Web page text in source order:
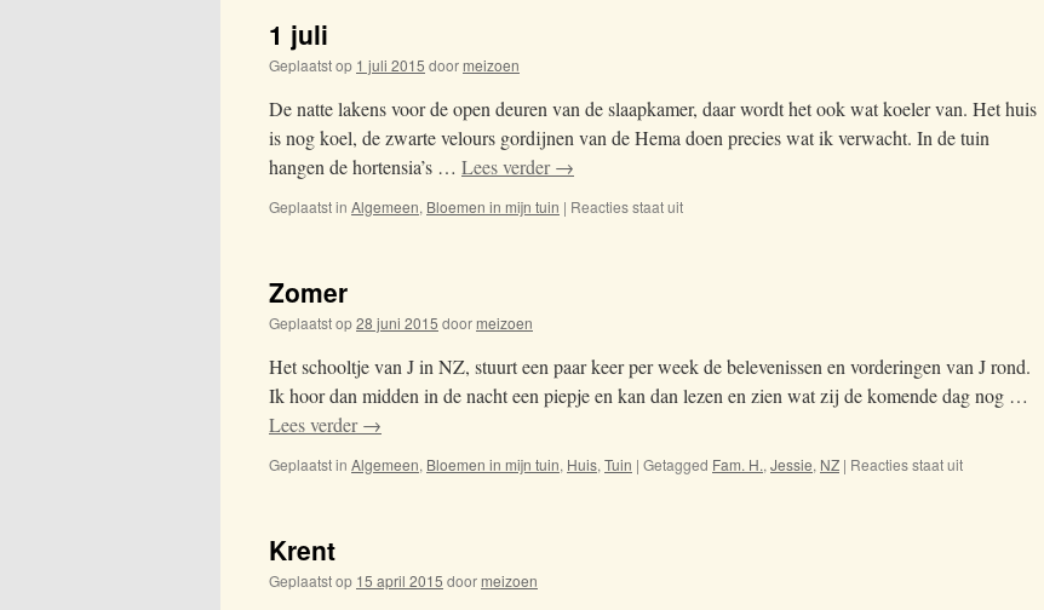
1 juli
Geplaatst op 1 juli 2015 doormeizoen
De natte lakens voor de open deuren van de slaapkamer, daar wordt het ook wat koeler van. Het huis
is nog koel, de zwarte velours gordijnen van de Hema doen precies wat ik verwacht. In de tuin
hangen de hortensia’s … Lees verder→
Geplaatst in Algemeen, Bloemen in mijn tuin | Reacties staat uit
Zomer
Geplaatst op28 juni 2015 doormeizoen
Het schooltje van J in NZ, stuurt een paar keer per week de belevenissen en vorderingen van J rond.
Ik hoor dan midden in de nacht een piepje en kan dan lezen en zien wat zij de komende dag nog …
Lees verder→
Geplaatst in Algemeen, Bloemen in mijn tuin, Huis, Tuin | Getagged Fam. H., Jessie, NZ | Reacties staat uit
Krent
Geplaatst op 15 april 2015 doormeizoen